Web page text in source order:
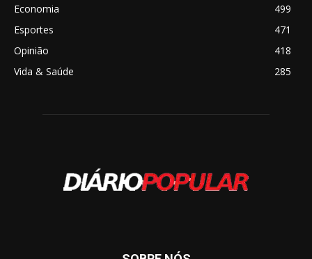
Economia
499
Esportes
471
Opinião
418
Vida & Saúde
285